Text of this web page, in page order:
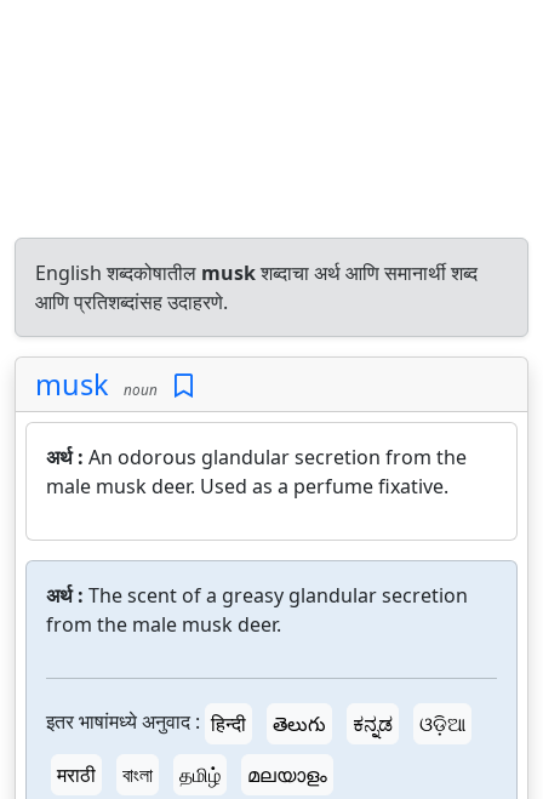
English शब्दकोषातील muskशब्दाचा अर्थ आणि समानार्थी शब्द
आणि प्रतिशब्दांसह उदाहरणे.
musk noun
अर्थ : An odorous glandular secretion from the
male musk deer. Used as a perfume fixative.
अर्थ : The scent of a greasy glandular secretion
from the male musk deer.
इतर भाषांमध्ये अनुवाद : हिन्दी తెలుగు ಕನ್ನಡ
ଓଡ଼ିଆ
मराठी
বাংলা தமிழ் മലയാളം